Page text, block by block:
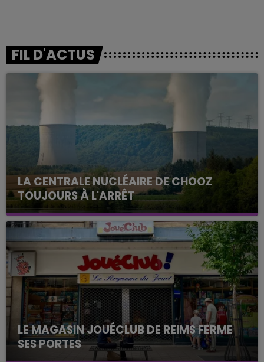
FIL D'ACTUS
LA CENTRALE NUCLÉAIRE DE CHOOZ
TOUJOURS À L'ARRÊT
Cela fait déjà une semaine que la centrale
nucléaire ardennaise est à l'arrêt. Une situation
justifiée par la sécheresse intense qui est toujours
présente.
LE MAGASIN JOUÉCLUB DE REIMS FERME
SES PORTES
C'était l'une des institutions du centre-ville